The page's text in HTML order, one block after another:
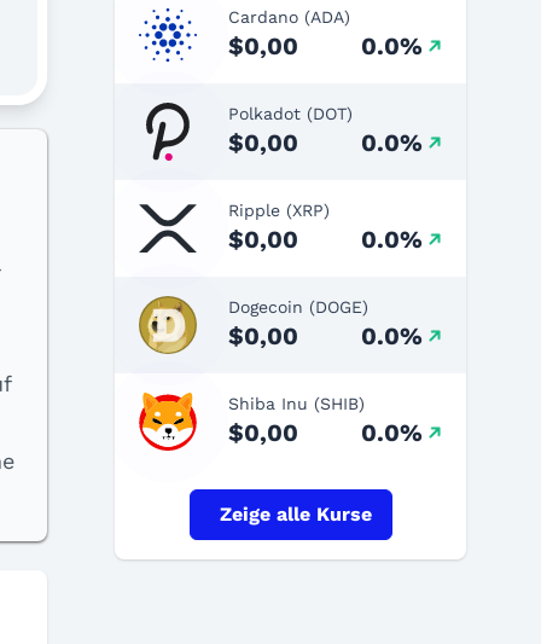
Cardano (ADA)
$0,00 0.0%
Polkadot (DOT)
$0,00 0.0%
Ripple (XRP)
$0,00 0.0%
Dogecoin (DOGE)
$0,00 0.0%
Shiba Inu (SHIB)
$0,00 0.0%
Zeige alle Kurse